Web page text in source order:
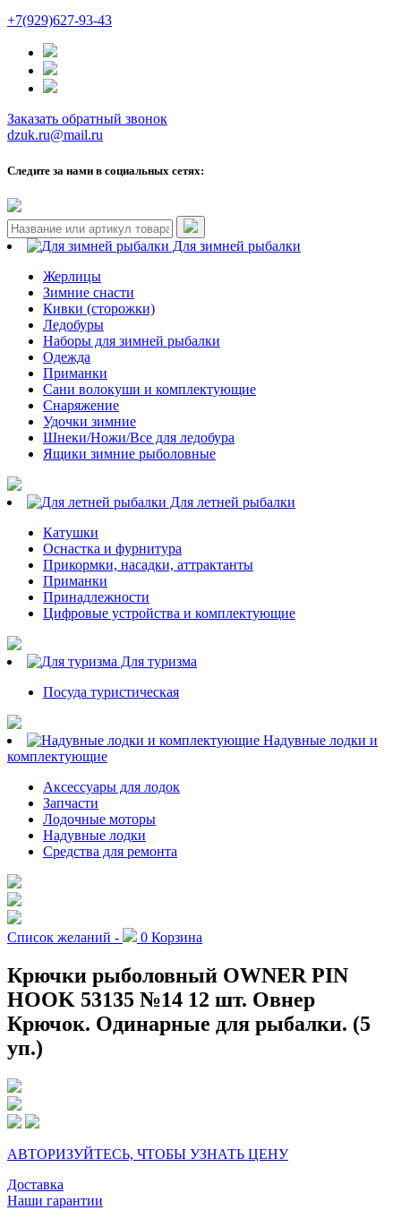
+7(929)627-93-43
Заказать обратный звонок
dzuk.ru@mail.ru
Следите за нами в социальных сетях:
Для зимней рыбалки
Жерлицы
Зимние снасти
Кивки (сторожки)
Ледобуры
Наборы для зимней рыбалки
Одежда
Приманки
Сани волокуши и комплектующие
Снаряжение
Удочки зимние
Шнеки/Ножи/Все для ледобура
Ящики зимние рыболовные
Для летней рыбалки
Катушки
Оснастка и фурнитура
Прикормки, насадки, аттрактанты
Приманки
Принадлежности
Цифровые устройства и комплектующие
Для туризма
Посуда туристическая
Надувные лодки и
комплектующие
Аксессуары для лодок
Запчасти
Лодочные моторы
Надувные лодки
Средства для ремонта
Список желаний - 0 Корзина
Крючки рыболовный OWNER PIN
HOOK 53135 №14 12 шт. Овнер
Крючок. Одинарные для рыбалки. (5
уп.)
АВТОРИЗУЙТЕСЬ, ЧТОБЫ УЗНАТЬ ЦЕНУ
Доставка
Наши гарантии